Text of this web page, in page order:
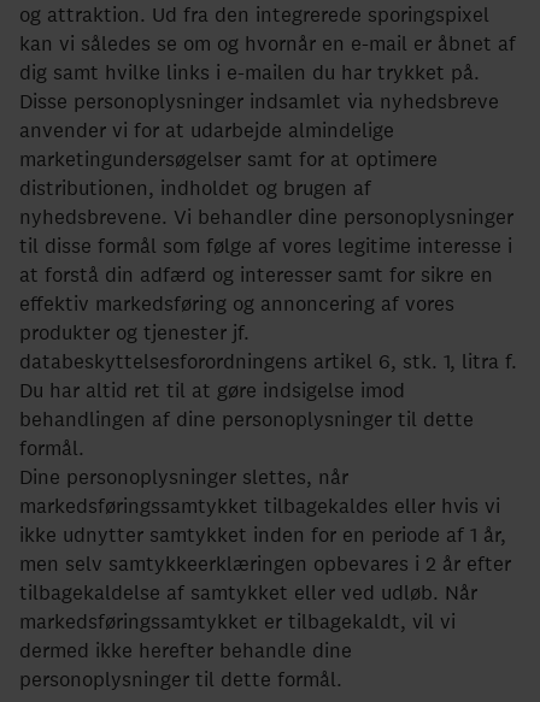
og attraktion. Ud fra den integrerede sporingspixel
kan vi således se om og hvornår en e-mail er åbnet af
dig samt hvilke links i e-mailen du har trykket på.
Disse personoplysninger indsamlet via nyhedsbreve
anvender vi for at udarbejde almindelige
marketingundersøgelser samt for at optimere
distributionen, indholdet og brugen af
nyhedsbrevene. Vi behandler dine personoplysninger
til disse formål som følge af vores legitime interesse i
at forstå din adfærd og interesser samt for sikre en
effektiv markedsføring og annoncering af vores
produkter og tjenester jf.
databeskyttelsesforordningens artikel 6, stk. 1, litra f.
Du har altid ret til at gøre indsigelse imod
behandlingen af dine personoplysninger til dette
formål.
Dine personoplysninger slettes, når
markedsføringssamtykket tilbagekaldes eller hvis vi
ikke udnytter samtykket inden for en periode af 1 år,
men selv samtykkeerklæringen opbevares i 2 år efter
tilbagekaldelse af samtykket eller ved udløb. Når
markedsføringssamtykket er tilbagekaldt, vil vi
dermed ikke herefter behandle dine
personoplysninger til dette formål.